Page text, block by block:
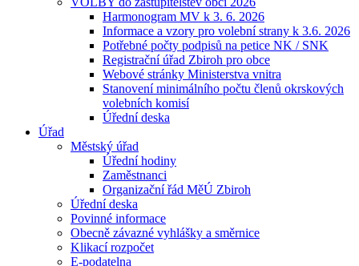
Harmonogram MV k 3. 6. 2026
Informace a vzory pro volební strany k 3.6. 2026
Potřebné počty podpisů na petice NK / SNK
Registrační úřad Zbiroh pro obce
Webové stránky Ministerstva vnitra
Stanovení minimálního počtu členů okrskových
volebních komisí
Úřední deska
Úřad
Městský úřad
Úřední hodiny
Zaměstnanci
Organizační řád MěÚ Zbiroh
Úřední deska
Povinné informace
Obecně závazné vyhlášky a směrnice
Klikací rozpočet
E-podatelna